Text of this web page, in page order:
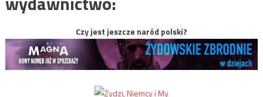
Czy jest jeszcze naród polski?